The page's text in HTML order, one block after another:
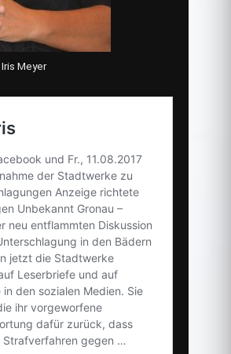
Iris Meyer